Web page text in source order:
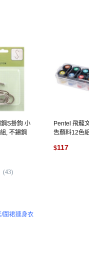
S掛鉤 小
, 不鏽鋼
(43)
Pentel 飛龍文
告顏料12色組,
$117
/圍裙連身衣